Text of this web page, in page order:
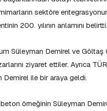
sektöre
200. yılının anlamını belirtti.
Süleyman Demirel ve Göltaş
ziyaret ettiler. Ayrıca
ile bir araya geldi.
örneğinin Süleyman